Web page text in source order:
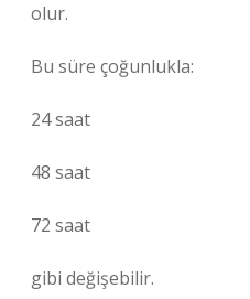
olur.
Bu süre çoğunlukla:
24 saat
48 saat
72 saat
gibi değişebilir.